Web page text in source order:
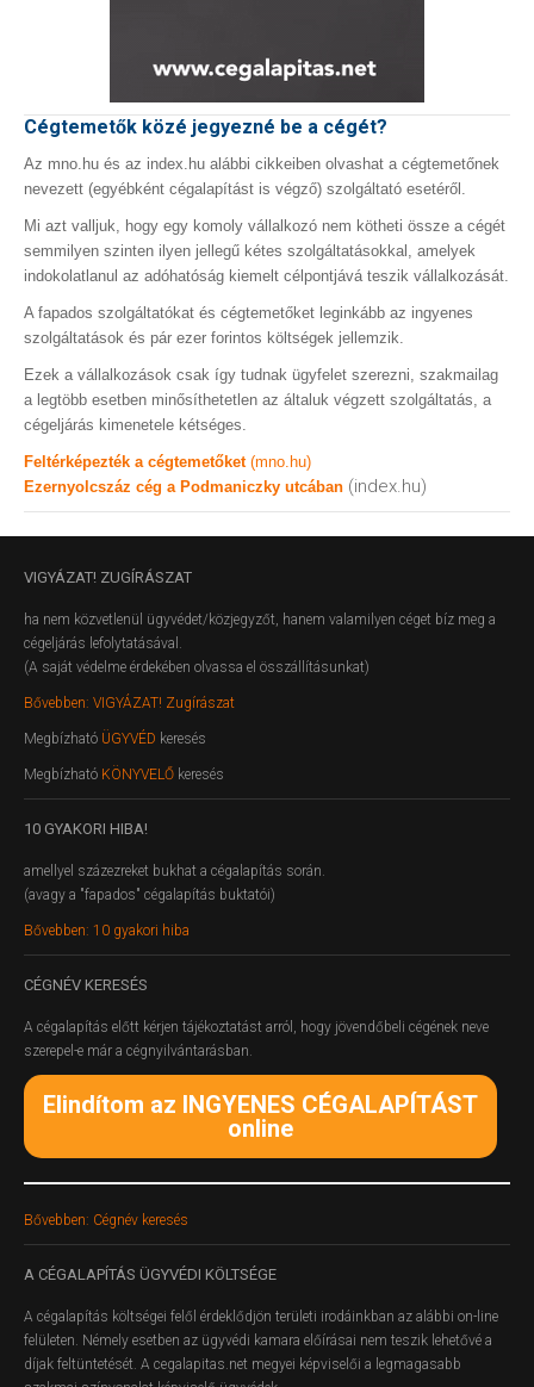
Cégtemetők közé jegyezné be a cégét?
Az mno.hu és az index.hu alábbi cikkeiben olvashat a cégtemetőnek
nevezett (egyébként cégalapítást is végző) szolgáltató esetéről.
Mi azt valljuk, hogy egy komoly vállalkozó nem kötheti össze a cégét
semmilyen szinten ilyen jellegű kétes szolgáltatásokkal, amelyek
indokolatlanul az adóhatóság kiemelt célpontjává teszik vállalkozását.
A fapados szolgáltatókat és cégtemetőket leginkább az ingyenes
szolgáltatások és pár ezer forintos költségek jellemzik.
Ezek a vállalkozások csak így tudnak ügyfelet szerezni, szakmailag
a legtöbb esetben minősíthetetlen az általuk végzett szolgáltatás, a
cégeljárás kimenetele kétséges.
Feltérképezték a cégtemetőket (mno.hu)
Ezernyolcszáz cég a Podmaniczky utcában (index.hu)
VIGYÁZAT! ZUGÍRÁSZAT
ha nem közvetlenül ügyvédet/közjegyzőt, hanem valamilyen céget bíz meg a
cégeljárás lefolytatásával.
(A saját védelme érdekében olvassa el összállításunkat)
Bővebben: VIGYÁZAT! Zugírászat
Megbízható ÜGYVÉD keresés
Megbízható KÖNYVELŐ keresés
10 GYAKORI HIBA!
amellyel százezreket bukhat a cégalapítás során.
(avagy a "fapados" cégalapítás buktatói)
Bővebben: 10 gyakori hiba
CÉGNÉV KERESÉS
A cégalapítás előtt kérjen tájékoztatást arról, hogy jövendőbeli cégének neve
szerepel-e már a cégnyilvántarásban.
Elindítom az INGYENES CÉGALAPÍTÁST
online
Bővebben: Cégnév keresés
A CÉGALAPÍTÁS ÜGYVÉDI KÖLTSÉGE
A cégalapítás költségei felől érdeklődjön területi irodáinkban az alábbi on-line
felületen. Némely esetben az ügyvédi kamara előírásai nem teszik lehetővé a
díjak feltüntetését. A cegalapitas.net megyei képviselői a legmagasabb